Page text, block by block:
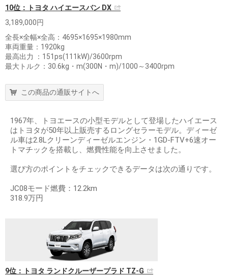
10位：トヨタ ハイエースバン DX
3,189,000円
全長×全幅×全高：4695×1695×1980mm
車両重量：1920kg
最高出力 ：151ps(111kW)/3600rpm
最大トルク：30.6kg・m(300N・m)/1000～3400rpm
この商品の通販サイトへ
1967年、トヨエースの小型モデルとして登場したハイエース
はトヨタが50年以上販売するロングセラーモデル。ディーゼ
ル車は2.8Lクリーンディーゼルエンジン・1GD-FTV+6速オー
トマチックを搭載し、燃費性能を向上させました。
選び方のポイントをチェックできるデータは次の通りです。
JC08モード燃費：12.2km
318.9万円
9位：トヨタ ランドクルーザープラド TZ-G